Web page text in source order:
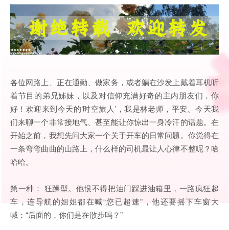
各位网路上、正在通勤、做家务，或者躺在沙发上戴着耳机听
着节目的弟兄姊妹，以及对信仰充满好奇的主内朋友们，你
好！欢迎来到今天的‘时空旅人’，我是林老师，平安。今天我
们来聊一个非常接地气、甚至能让你惊出一身冷汗的话题。在
开始之前，我想先问大家一个关于开车的日常问题。你觉得在
一条弯弯曲曲的山路上，什么样的司机最让人心律不整呢？哈
哈哈。
第一种： 狂躁型。他恨不得把油门踩进油箱里，一路疯狂超
车，连导航的姐姐都在喊“您已超速”，他还要摇下车窗大
喊：“后面的，你们是在散步吗？”